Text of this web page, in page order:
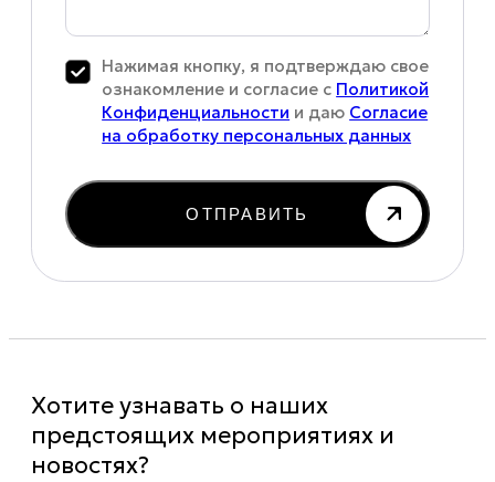
Нажимая кнопку, я подтверждаю свое
ознакомление и согласие с Политикой
Конфиденциальности и даю Согласие
на обработку персональных данных
ОТПРАВИТЬ
Хотите узнавать о наших
предстоящих мероприятиях и
новостях?